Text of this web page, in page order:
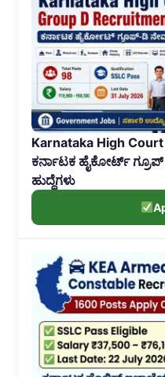
Karnataka High
ಕರ್ನಾಟಕ ಹೈಕೋರ್ಟ್
ಹುದ್ದೆಗಳು